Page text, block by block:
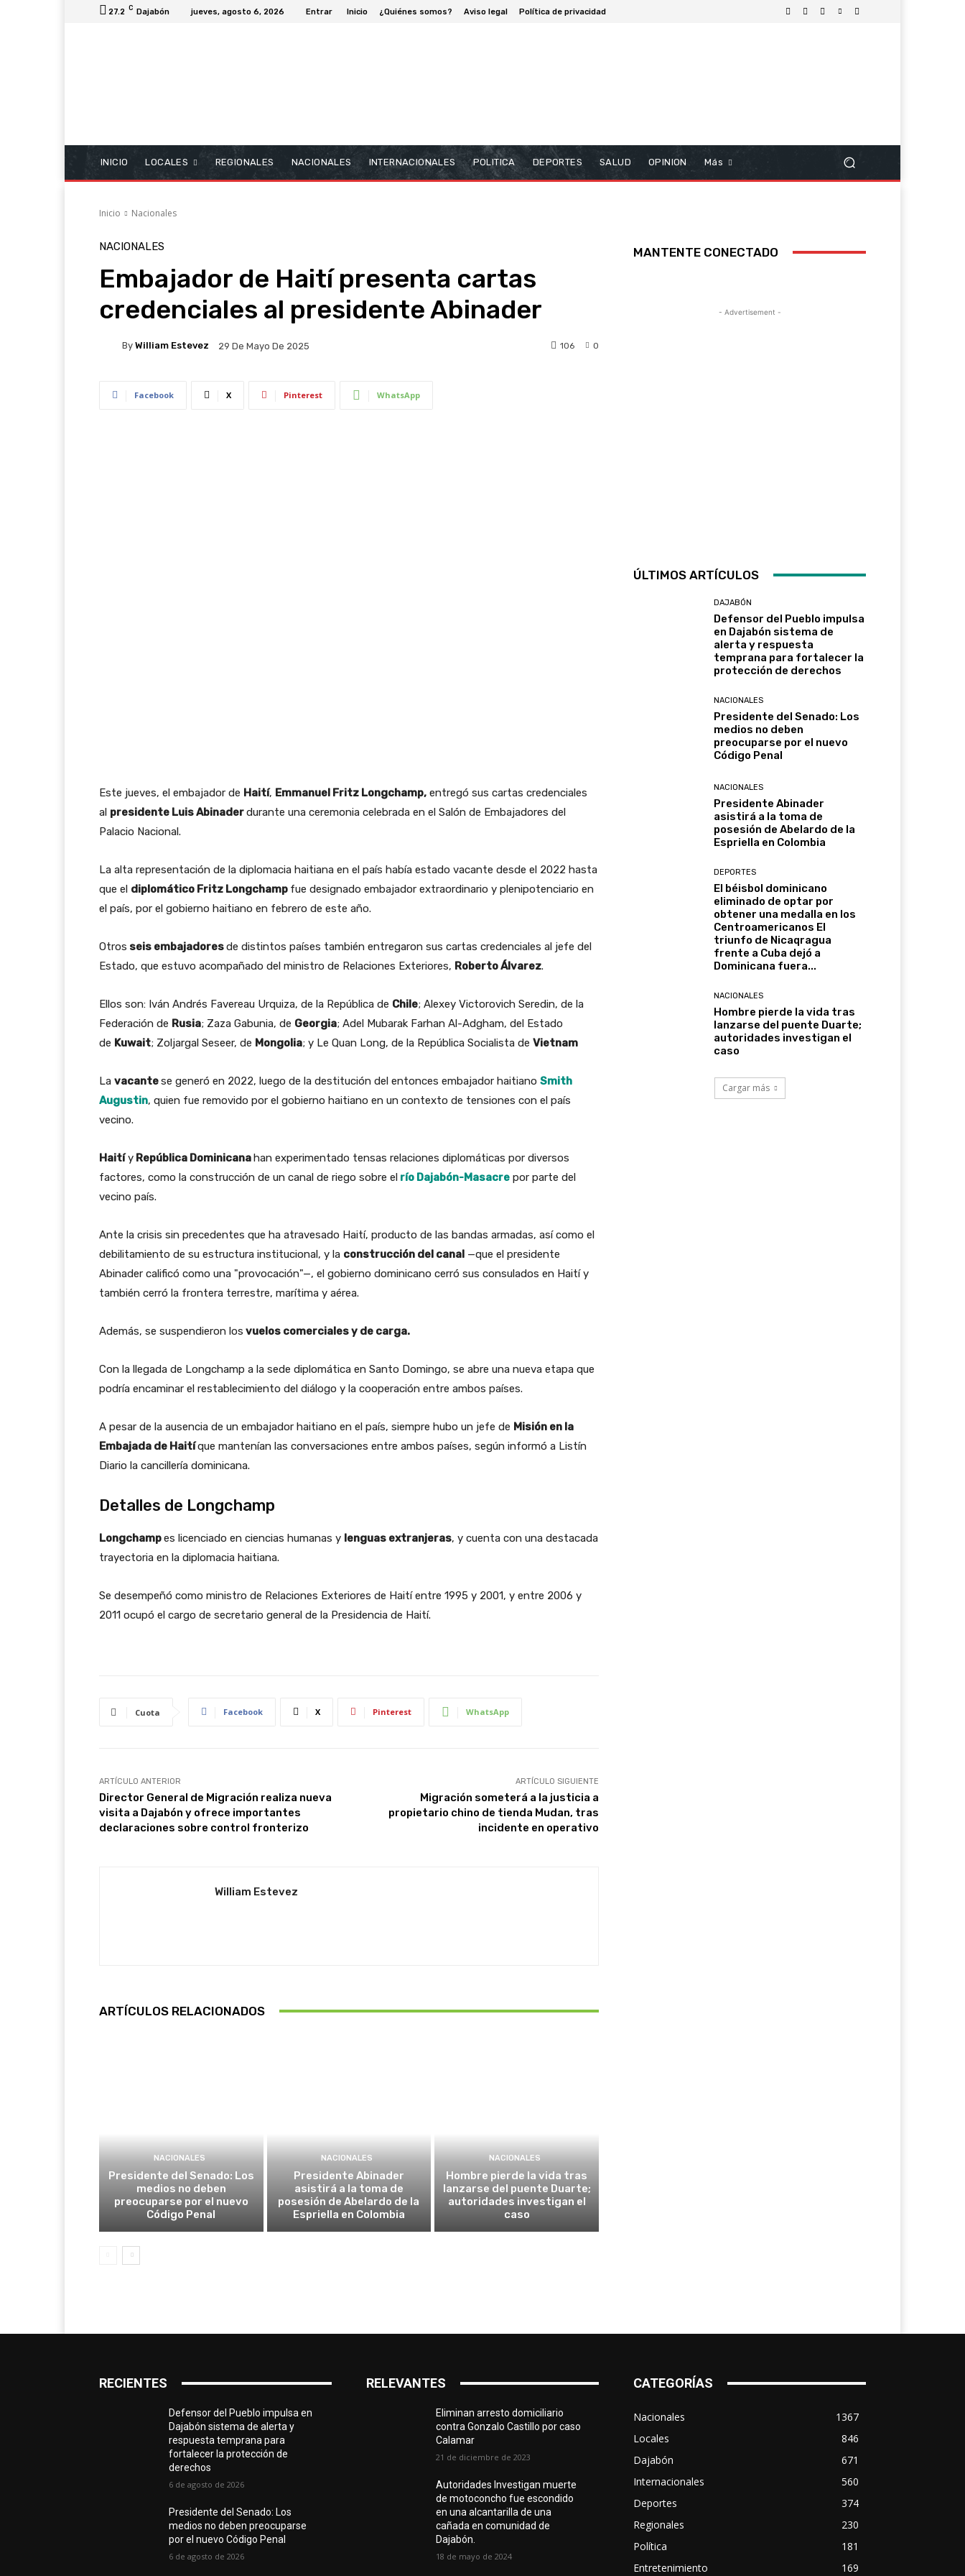
27.2 C Dajabón jueves, agosto 6, 2026 Entrar Inicio ¿Quiénes somos? Aviso legal Política de privacidad
INICIO LOCALES REGIONALES NACIONALES INTERNACIONALES POLITICA DEPORTES SALUD OPINION Más
Inicio Nacionales
NACIONALES
Embajador de Haití presenta cartas
credenciales al presidente Abinader
By William Estevez 29 De Mayo De 2025 0
106
Facebook X Pinterest WhatsApp
Este jueves, el embajador de Haití, Emmanuel Fritz Longchamp, entregó sus cartas credenciales
al presidente Luis Abinaderdurante una ceremonia celebrada en el Salón de Embajadores del
Palacio Nacional.
La alta representación de la diplomacia haitiana en el país había estado vacante desde el 2022 hasta
que el diplomático Fritz Longchamp fue designado embajador extraordinario y plenipotenciario en
el país, por el gobierno haitiano en febrero de este año.
Otros seis embajadoresde distintos países también entregaron sus cartas credenciales al jefe del
Estado, que estuvo acompañado del ministro de Relaciones Exteriores, Roberto Álvarez.
Ellos son: Iván Andrés Favereau Urquiza, de la República de Chile; Alexey Victorovich Seredin, de la
Federación de Rusia; Zaza Gabunia, de Georgia; Adel Mubarak Farhan Al-Adgham, del Estado
de Kuwait; Zoljargal Seseer, de Mongolia; y Le Quan Long, de la República Socialista de Vietnam
La vacantese generó en 2022, luego de la destitución del entonces embajador haitiano Smith
Augustin, quien fue removido por el gobierno haitiano en un contexto de tensiones con el país
vecino.
Haitíy República Dominicanahan experimentado tensas relaciones diplomáticas por diversos
factores, como la construcción de un canal de riego sobre el río Dajabón-Masacre por parte del
vecino país.
Ante la crisis sin precedentes que ha atravesado Haití, producto de las bandas armadas, así como el
debilitamiento de su estructura institucional, y la construcción del canal —que el presidente
Abinader calificó como una "provocación"—, el gobierno dominicano cerró sus consulados en Haití y
también cerró la frontera terrestre, marítima y aérea.
Además, se suspendieron los vuelos comerciales y de carga.
Con la llegada de Longchamp a la sede diplomática en Santo Domingo, se abre una nueva etapa que
podría encaminar el restablecimiento del diálogo y la cooperación entre ambos países.
A pesar de la ausencia de un embajador haitiano en el país, siempre hubo un jefe de Misión en la
Embajada de Haitíque mantenían las conversaciones entre ambos países, según informó a Listín
Diario la cancillería dominicana.
Detalles de Longchamp
Longchampes licenciado en ciencias humanas y lenguas extranjeras, y cuenta con una destacada
trayectoria en la diplomacia haitiana.
Se desempeñó como ministro de Relaciones Exteriores de Haití entre 1995 y 2001, y entre 2006 y
2011 ocupó el cargo de secretario general de la Presidencia de Haití.
Cuota Facebook X Pinterest WhatsApp
ARTÍCULO ANTERIOR
Director General de Migración realiza nueva
visita a Dajabón y ofrece importantes
declaraciones sobre control fronterizo
ARTÍCULO SIGUIENTE
Migración someterá a la justicia a
propietario chino de tienda Mudan, tras
incidente en operativo
William Estevez
ARTÍCULOS RELACIONADOS
NACIONALES
Presidente del Senado: Los
medios no deben
preocuparse por el nuevo
Código Penal
NACIONALES
Presidente Abinader
asistirá a la toma de
posesión de Abelardo de la
Espriella en Colombia
NACIONALES
Hombre pierde la vida tras
lanzarse del puente Duarte;
autoridades investigan el
caso
MANTENTE CONECTADO
- Advertisement -
ÚLTIMOS ARTÍCULOS
DAJABÓN
Defensor del Pueblo impulsa
en Dajabón sistema de
alerta y respuesta
temprana para fortalecer la
protección de derechos
NACIONALES
Presidente del Senado: Los
medios no deben
preocuparse por el nuevo
Código Penal
NACIONALES
Presidente Abinader
asistirá a la toma de
posesión de Abelardo de la
Espriella en Colombia
DEPORTES
El béisbol dominicano
eliminado de optar por
obtener una medalla en los
Centroamericanos El
triunfo de Nicaqragua
frente a Cuba dejó a
Dominicana fuera...
NACIONALES
Hombre pierde la vida tras
lanzarse del puente Duarte;
autoridades investigan el
caso
Cargar más
RECIENTES
Defensor del Pueblo impulsa en
Dajabón sistema de alerta y
respuesta temprana para
fortalecer la protección de
derechos
6 de agosto de 2026
Presidente del Senado: Los
medios no deben preocuparse
por el nuevo Código Penal
6 de agosto de 2026
RELEVANTES
Eliminan arresto domiciliario
contra Gonzalo Castillo por caso
Calamar
21 de diciembre de 2023
Autoridades Investigan muerte
de motoconcho fue escondido
en una alcantarilla de una
cañada en comunidad de
Dajabón.
18 de mayo de 2024
CATEGORÍAS
Nacionales
1367
Locales
846
Dajabón
671
Internacionales
560
Deportes
374
Regionales
230
Política
181
Entretenimiento
169